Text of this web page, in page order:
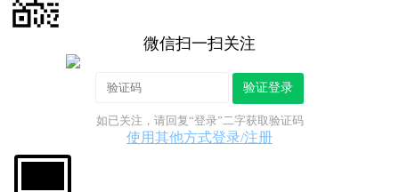
微信扫一扫关注
验证登录
如已关注，请回复“登录”二字获取验证码
使用其他方式登录/注册